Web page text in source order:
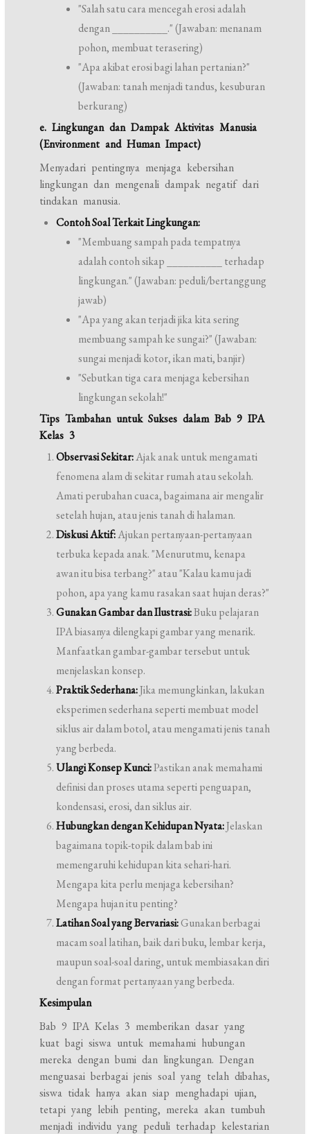
"Salah satu cara mencegah erosi adalah
dengan __________." (Jawaban: menanam
pohon, membuat terasering)
"Apa akibat erosi bagi lahan pertanian?"
(Jawaban: tanah menjadi tandus, kesuburan
berkurang)
e. Lingkungan dan Dampak Aktivitas Manusia
(Environment and Human Impact)
Menyadari pentingnya menjaga kebersihan
lingkungan dan mengenali dampak negatif dari
tindakan manusia.
Contoh Soal Terkait Lingkungan:
"Membuang sampah pada tempatnya
adalah contoh sikap __________ terhadap
lingkungan." (Jawaban: peduli/bertanggung
jawab)
"Apa yang akan terjadi jika kita sering
membuang sampah ke sungai?" (Jawaban:
sungai menjadi kotor, ikan mati, banjir)
"Sebutkan tiga cara menjaga kebersihan
lingkungan sekolah!"
Tips Tambahan untuk Sukses dalam Bab 9 IPA
Kelas 3
Observasi Sekitar:Ajak anak untuk mengamati
fenomena alam di sekitar rumah atau sekolah.
Amati perubahan cuaca, bagaimana air mengalir
setelah hujan, atau jenis tanah di halaman.
Diskusi Aktif:Ajukan pertanyaan-pertanyaan
terbuka kepada anak. "Menurutmu, kenapa
awan itu bisa terbang?" atau "Kalau kamu jadi
pohon, apa yang kamu rasakan saat hujan deras?"
Gunakan Gambar dan Ilustrasi:Buku pelajaran
IPA biasanya dilengkapi gambar yang menarik.
Manfaatkan gambar-gambar tersebut untuk
menjelaskan konsep.
Praktik Sederhana:Jika memungkinkan, lakukan
eksperimen sederhana seperti membuat model
siklus air dalam botol, atau mengamati jenis tanah
yang berbeda.
Ulangi Konsep Kunci:Pastikan anak memahami
definisi dan proses utama seperti penguapan,
kondensasi, erosi, dan siklus air.
Hubungkan dengan Kehidupan Nyata:Jelaskan
bagaimana topik-topik dalam bab ini
memengaruhi kehidupan kita sehari-hari.
Mengapa kita perlu menjaga kebersihan?
Mengapa hujan itu penting?
Latihan Soal yang Bervariasi:Gunakan berbagai
macam soal latihan, baik dari buku, lembar kerja,
maupun soal-soal daring, untuk membiasakan diri
dengan format pertanyaan yang berbeda.
Kesimpulan
Bab 9 IPA Kelas 3 memberikan dasar yang
kuat bagi siswa untuk memahami hubungan
mereka dengan bumi dan lingkungan. Dengan
menguasai berbagai jenis soal yang telah dibahas,
siswa tidak hanya akan siap menghadapi ujian,
tetapi yang lebih penting, mereka akan tumbuh
menjadi individu yang peduli terhadap kelestarian